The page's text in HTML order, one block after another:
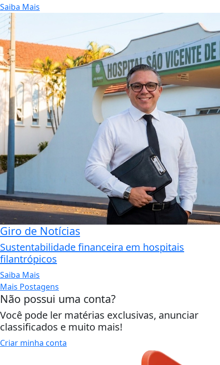
Saiba Mais
Giro de Notícias
Sustentabilidade financeira em hospitais
filantrópicos
Saiba Mais
Mais Postagens
Não possui uma conta?
Você pode ler matérias exclusivas, anunciar
classificados e muito mais!
Criar minha conta